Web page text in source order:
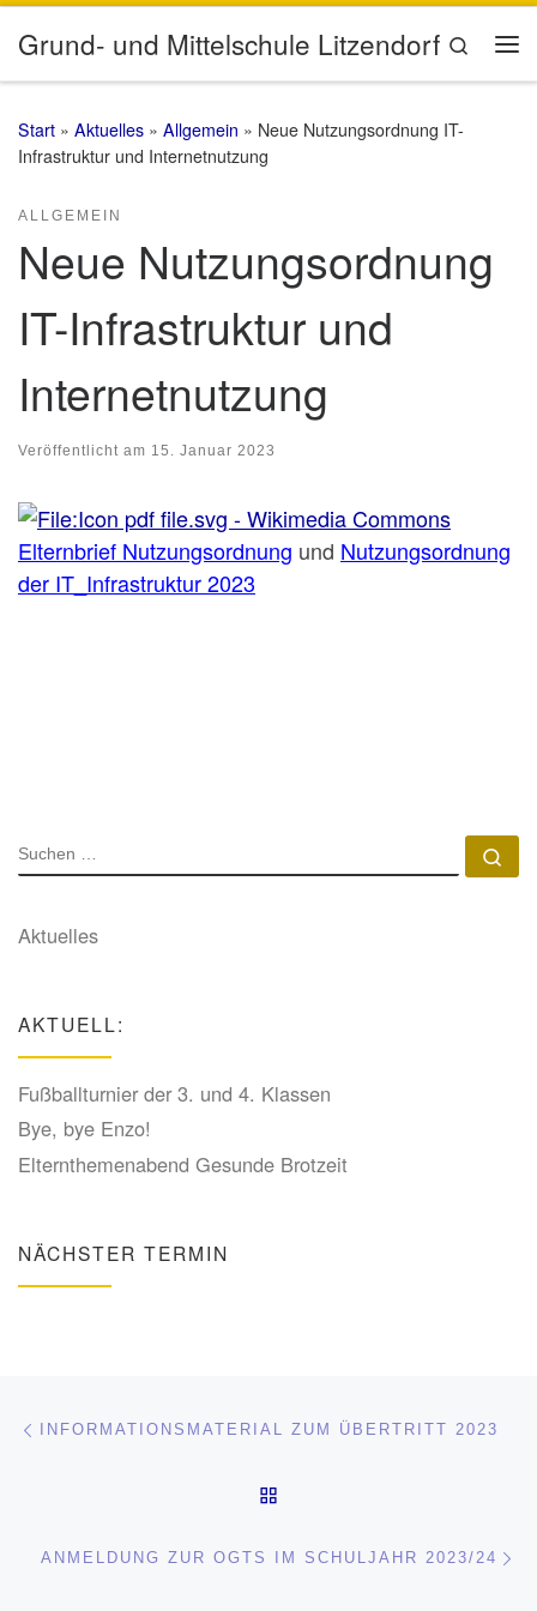
Zum Inhalt springen
Grund- und Mittelschule Litzendorf
Search
Start » Aktuelles » Allgemein » Neue Nutzungsordnung IT-
Infrastruktur und Internetnutzung
ALLGEMEIN
Neue Nutzungsordnung
IT-Infrastruktur und
Internetnutzung
Veröffentlicht am 15. Januar 2023
Elternbrief Nutzungsordnung und Nutzungsordnung
der IT_Infrastruktur 2023
SUCHE
Aktuelles
AKTUELL:
Fußballturnier der 3. und 4. Klassen
Bye, bye Enzo!
Elternthemenabend Gesunde Brotzeit
NÄCHSTER TERMIN
Beitragsnavigation
INFORMATIONSMATERIAL ZUM ÜBERTRITT 2023
ANMELDUNG ZUR OGTS IM SCHULJAHR 2023/24